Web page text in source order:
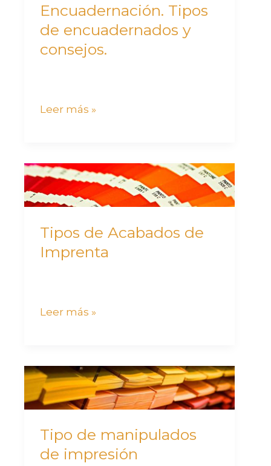
Encuadernación. Tipos
de encuadernados y
consejos.
Leer más »
Tipos de Acabados de
Imprenta
Tipos
de
Acabados
de
Imprenta
Leer más »
Tipo de manipulados
de impresión
Tipo
de
manipulados
de
impresión